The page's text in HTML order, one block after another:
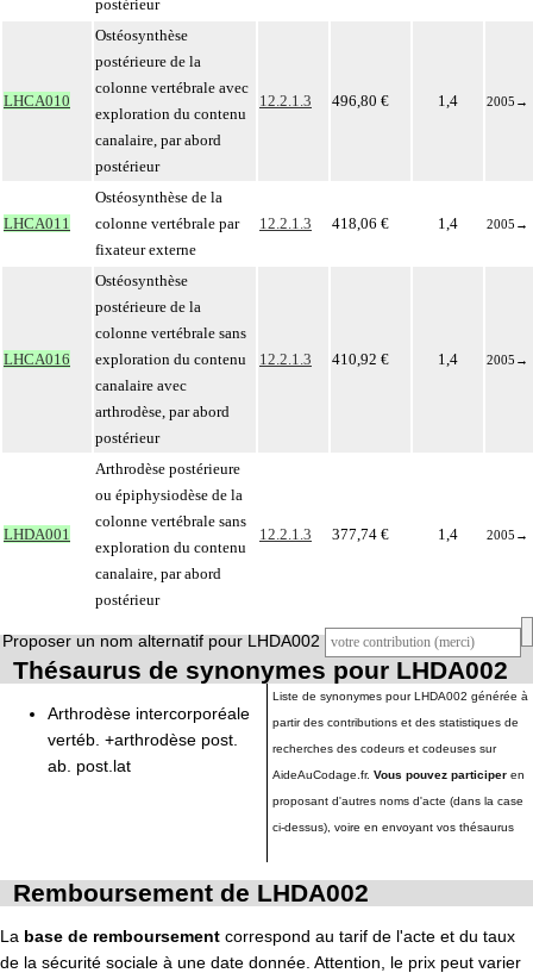
postérieur
LHCA010
Ostéosynthèse
postérieure de la
colonne vertébrale avec
exploration du contenu
canalaire, par abord
postérieur
12.2.1.3 496,80 € 1,4 2005 →
LHCA011
Ostéosynthèse de la
colonne vertébrale par
fixateur externe
12.2.1.3 418,06 € 1,4 2005 →
LHCA016
Ostéosynthèse
postérieure de la
colonne vertébrale sans
exploration du contenu
canalaire avec
arthrodèse, par abord
postérieur
12.2.1.3 410,92 € 1,4 2005 →
LHDA001
Arthrodèse postérieure
ou épiphysiodèse de la
colonne vertébrale sans
exploration du contenu
canalaire, par abord
postérieur
12.2.1.3 377,74 € 1,4 2005 →
Proposer un nom alternatif pour LHDA002
Thésaurus de synonymes pour LHDA002
Arthrodèse intercorporéale
vertéb. +arthrodèse post.
ab. post.lat
Liste de synonymes pour LHDA002 générée à
partir des contributions et des statistiques de
recherches des codeurs et codeuses sur
AideAuCodage.fr. Vous pouvez participer en
proposant d'autres noms d'acte (dans la case
ci-dessus), voire en envoyant vos thésaurus
Remboursement de LHDA002
La base de remboursement correspond au tarif de l'acte et du taux
de la sécurité sociale à une date donnée. Attention, le prix peut varier